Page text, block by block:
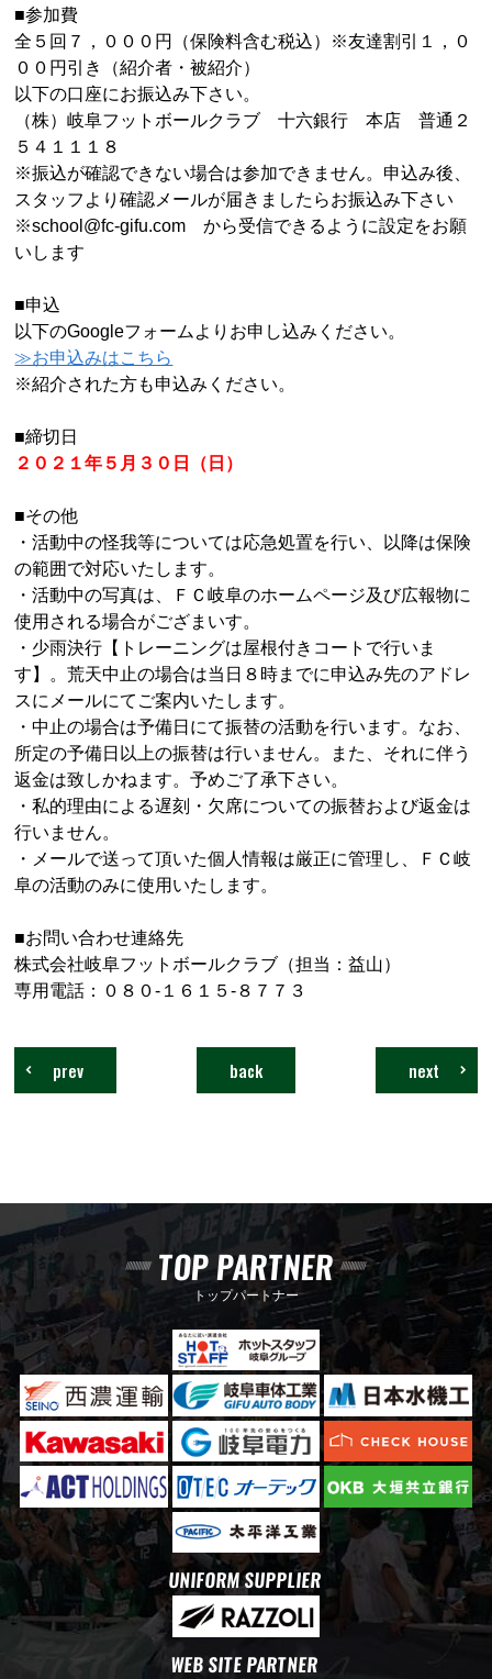
■参加費
全５回７，０００円（保険料含む税込）※友達割引１，０
００円引き（紹介者・被紹介）
以下の口座にお振込み下さい。
（株）岐阜フットボールクラブ 十六銀行 本店 普通２
５４１１１８
※振込が確認できない場合は参加できません。申込み後、
スタッフより確認メールが届きましたらお振込み下さい
※school@fc-gifu.com から受信できるように設定をお願
いします
■申込
以下のGoogleフォームよりお申し込みください。
≫お申込みはこちら
※紹介された方も申込みください。
■締切日
２０２１年５月３０日（日）
■その他
・活動中の怪我等については応急処置を行い、以降は保険
の範囲で対応いたします。
・活動中の写真は、ＦＣ岐阜のホームページ及び広報物に
使用される場合がござまいす。
・少雨決行【トレーニングは屋根付きコートで行いま
す】。荒天中止の場合は当日８時までに申込み先のアドレ
スにメールにてご案内いたします。
・中止の場合は予備日にて振替の活動を行います。なお、
所定の予備日以上の振替は行いません。また、それに伴う
返金は致しかねます。予めご了承下さい。
・私的理由による遅刻・欠席についての振替および返金は
行いません。
・メールで送って頂いた個人情報は厳正に管理し、ＦＣ岐
阜の活動のみに使用いたします。
■お問い合わせ連絡先
株式会社岐阜フットボールクラブ（担当：益山）
専用電話：０８０-１６１５-８７７３
next
back
prev
TOP PARTNER
トップパートナー
UNIFORM SUPPLIER
WEB SITE PARTNER